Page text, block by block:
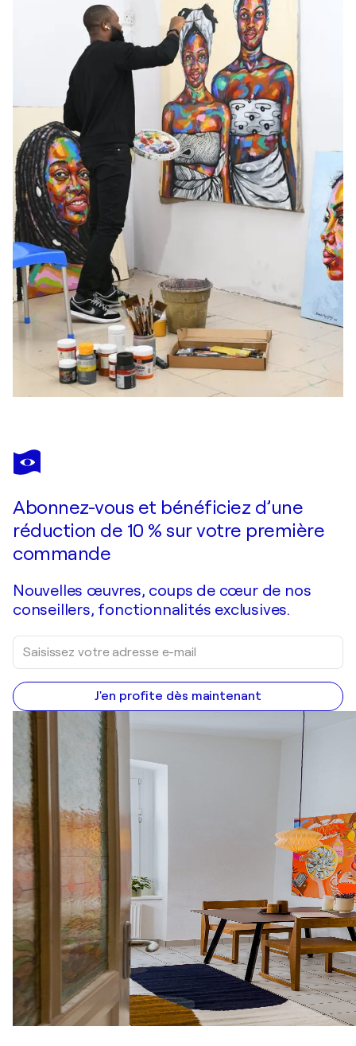
Abonnez-vous et bénéficiez d’une
réduction de 10 % sur votre première
commande
Nouvelles œuvres, coups de cœur de nos
conseillers, fonctionnalités exclusives.
J'en profite dès maintenant